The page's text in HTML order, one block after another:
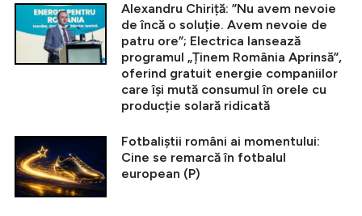
Alexandru Chiriță: ”Nu avem nevoie
de încă o soluție. Avem nevoie de
patru ore”; Electrica lansează
programul „Ținem România Aprinsă”,
oferind gratuit energie companiilor
care își mută consumul în orele cu
producție solară ridicată
Fotbaliștii români ai momentului:
Cine se remarcă în fotbalul
european (P)